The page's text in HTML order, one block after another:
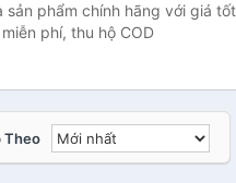
phẩm chính hãng với giá tốt
phí, thu hộ COD
Theo